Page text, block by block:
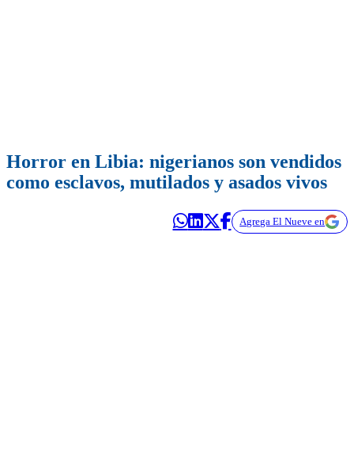
Horror en Libia: nigerianos son vendidos
como esclavos, mutilados y asados vivos
Agrega El Nueve en